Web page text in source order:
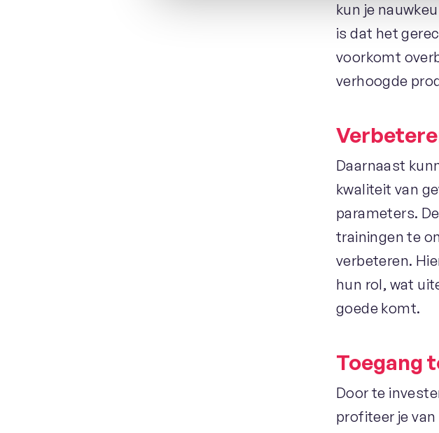
kun je
is dat het
voorkomt
verhoogde
Daarnaast
kwaliteit van
parameters.
trainingen te
verbeteren.
hun rol, wat
goede komt.
Toegang
Door te
profiteer je